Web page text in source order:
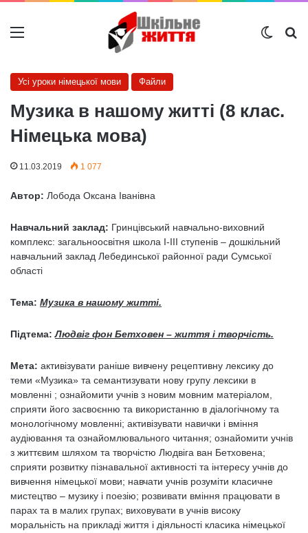
Меню
Усі уроки німецької мови Файли
Музика в нашому житті (8 клас.
Німецька мова)
11.03.2019 1 077
Автор: Лобода Оксана Іванівна
Навчальний заклад: Гринцівський навчально-виховний
комплекс: загальноосвітня школа І-ІІІ ступенів – дошкільний
навчальний заклад Лебединської районної ради Сумської
області
Тема: Музика в нашому житті.
Підтема:Людвіг фон Бетховен – життя і творчість.
Мета: активізувати раніше вивчену рецептивну лексику до
теми «Музика» та семантизувати нову групу лексики в
мовленні ; ознайомити учнів з новим мовним матеріалом,
сприяти його засвоєнню та використанню в діалогічному та
монологічному мовленні; активізувати навички і вміння
аудіювання та ознайомлювального читання; ознайомити учнів
з життєвим шляхом та творчістю Людвіга ван Бетховена;
сприяти розвитку пізнавальної активності та інтересу учнів до
вивчення німецької мови; навчати учнів розуміти класичне
мистецтво – музику і поезію; розвивати вміння працювати в
парах та в малих групах; виховувати в учнів високу
моральність на прикладі життя і діяльності класика німецької